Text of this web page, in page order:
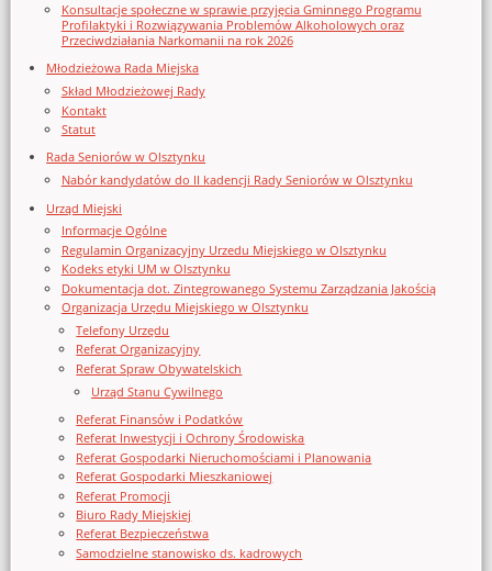
Konsultacje społeczne w sprawie przyjęcia Gminnego Programu
Profilaktyki i Rozwiązywania Problemów Alkoholowych oraz
Przeciwdziałania Narkomanii na rok 2026
Młodzieżowa Rada Miejska
Skład Młodzieżowej Rady
Kontakt
Statut
Rada Seniorów w Olsztynku
Nabór kandydatów do II kadencji Rady Seniorów w Olsztynku
Urząd Miejski
Informacje Ogólne
Regulamin Organizacyjny Urzedu Miejskiego w Olsztynku
Kodeks etyki UM w Olsztynku
Dokumentacja dot. Zintegrowanego Systemu Zarządzania Jakością
Organizacja Urzędu Miejskiego w Olsztynku
Telefony Urzędu
Referat Organizacyjny
Referat Spraw Obywatelskich
Urząd Stanu Cywilnego
Referat Finansów i Podatków
Referat Inwestycji i Ochrony Środowiska
Referat Gospodarki Nieruchomościami i Planowania
Referat Gospodarki Mieszkaniowej
Referat Promocji
Biuro Rady Miejskiej
Referat Bezpieczeństwa
Samodzielne stanowisko ds. kadrowych